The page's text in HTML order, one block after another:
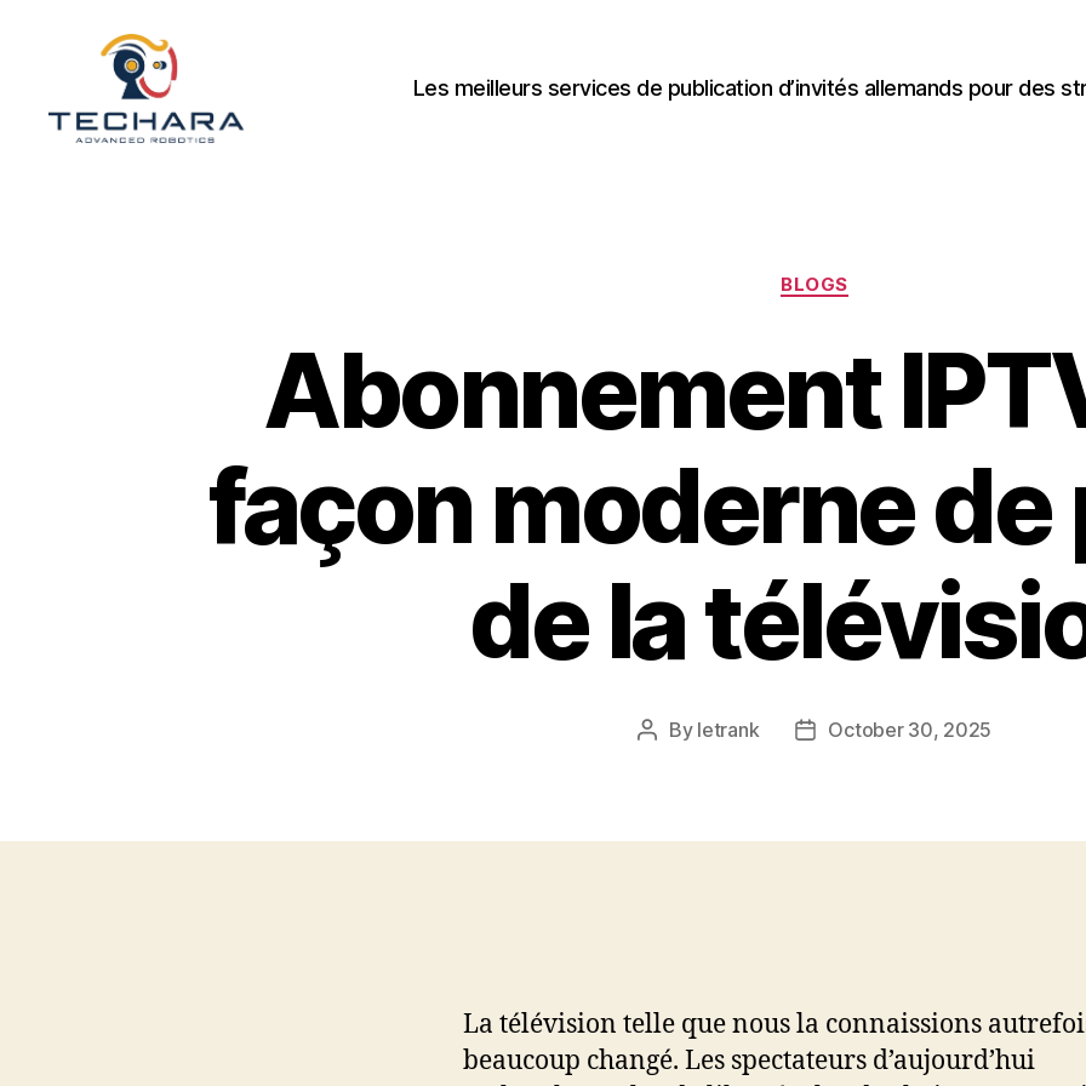
Les meilleurs services de publication d’invités allemands pour des
Categories
BLOGS
Abonnement
façon moderne
de la
Post
By letrank
PostOctober 30, 2025
La télévision telle que nous la connaissions
beaucoup changé. Les spectateurs d’aujourd’hui